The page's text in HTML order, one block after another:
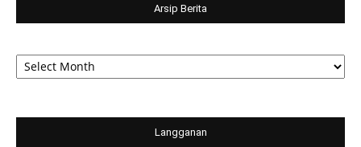
Arsip Berita
Arsip
Berita
Langganan